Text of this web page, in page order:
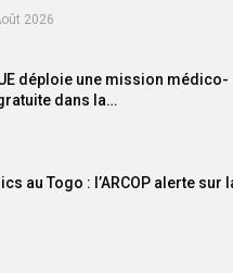
2026
déploie une mission médico-
dans la…
au Togo : l’ARCOP alerte sur